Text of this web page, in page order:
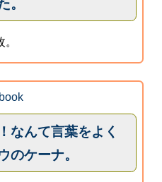
。
なんて言葉をよく
のケーナ。